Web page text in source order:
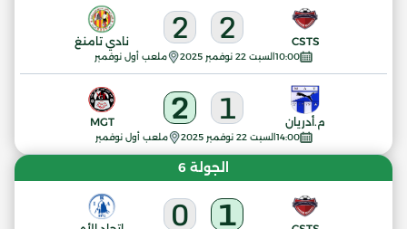
10:00السبت 22 نوفمبر 2025 ملعب أول نوفمبر
CSTS
2
2 نادي تامنغ
14:00السبت 22 نوفمبر 2025 ملعب أول نوفمبر
م.أدريان 1
2
MGT
الجولة 6
1
0